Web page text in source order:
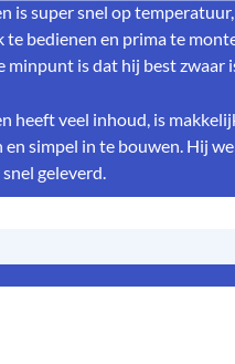
is super snel op temperatuur,
te bedienen en prima te
minpunt is dat hij best zwaar
heeft veel inhoud, is
en simpel in te bouwen. Hij
snel geleverd.